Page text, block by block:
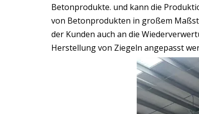
Betonprodukte. und kann die
von Betonprodukten in großem
der Kunden auch an die
Herstellung von Ziegeln angepasst